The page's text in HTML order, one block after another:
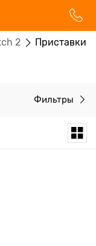
2 Приставки
Фильтры